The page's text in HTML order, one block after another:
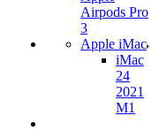
Airpods Pro
3
Apple iMac
iMac
24
2021
M1